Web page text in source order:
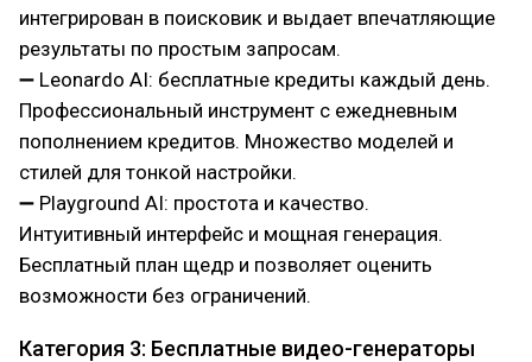
интегрирован в поисковик и выдает впечатляющие
результаты по простым запросам.
➖ Leonardo AI: бесплатные кредиты каждый день.
Профессиональный инструмент с ежедневным
пополнением кредитов. Множество моделей и
стилей для тонкой настройки.
➖ Playground AI: простота и качество.
Интуитивный интерфейс и мощная генерация.
Бесплатный план щедр и позволяет оценить
возможности без ограничений.
Категория 3: Бесплатные видео-генераторы